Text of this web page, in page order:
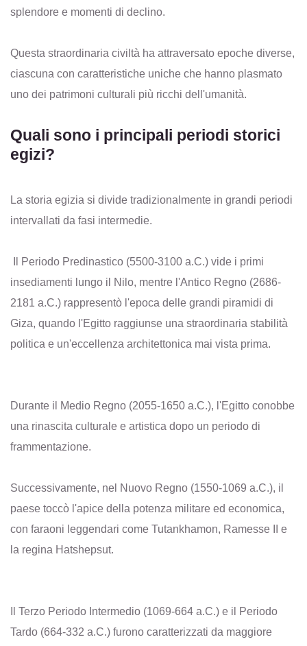
splendore e momenti di declino.
Questa straordinaria civiltà ha attraversato epoche diverse,
ciascuna con caratteristiche uniche che hanno plasmato
uno dei patrimoni culturali più ricchi dell'umanità.
Quali sono i principali periodi storici
egizi?
La storia egizia si divide tradizionalmente in grandi periodi
intervallati da fasi intermedie.
Il Periodo Predinastico (5500-3100 a.C.) vide i primi
insediamenti lungo il Nilo, mentre l'Antico Regno (2686-
2181 a.C.) rappresentò l'epoca delle grandi piramidi di
Giza, quando l'Egitto raggiunse una straordinaria stabilità
politica e un'eccellenza architettonica mai vista prima.
Durante il Medio Regno (2055-1650 a.C.), l'Egitto conobbe
una rinascita culturale e artistica dopo un periodo di
frammentazione.
Successivamente, nel Nuovo Regno (1550-1069 a.C.), il
paese toccò l'apice della potenza militare ed economica,
con faraoni leggendari come Tutankhamon, Ramesse II e
la regina Hatshepsut.
Il Terzo Periodo Intermedio (1069-664 a.C.) e il Periodo
Tardo (664-332 a.C.) furono caratterizzati da maggiore